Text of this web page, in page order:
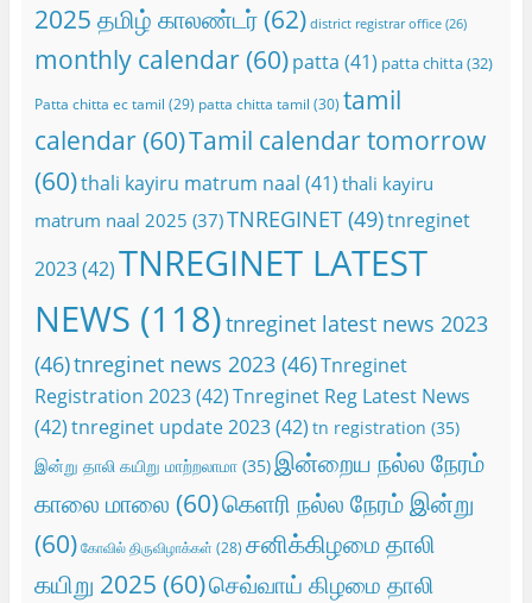
2025 தமிழ் காலண்டர்(62) district registrar office(26)
monthly calendar(60) patta (41) patta chitta(32)
Patta chitta ec tamil (29) patta chitta tamil (30) tamil
calendar(60)Tamil calendar tomorrow
(60)thali kayiru matrum naal (41) thali kayiru
matrum naal 2025 (37)TNREGINET(49)tnreginet
2023(42)TNREGINET LATEST
NEWS (118)tnreginet latest news 2023
(46)tnreginet news 2023(46)Tnreginet
Registration 2023(42)Tnreginet Reg Latest News
(42)tnreginet update 2023(42) tn registration (35)
இன்று தாலி கயிறு மாற்றலாமா(35)இன்றைய நல்ல நேரம்
காலை மாலை (60)கெளரி நல்ல நேரம் இன்று
(60) கோவில் திருவிழாக்கள் (28) சனிக்கிழமை தாலி
கயிறு 2025 (60)செவ்வாய் கிழமை தாலி